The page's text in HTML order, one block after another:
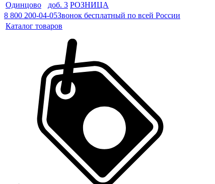
Одинцово
доб. 3 РОЗНИЦА
8 800 200-04-05Звонок бесплатный по всей России
Каталог товаров